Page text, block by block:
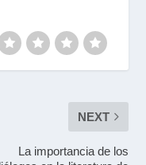
NEXT
La importancia de los